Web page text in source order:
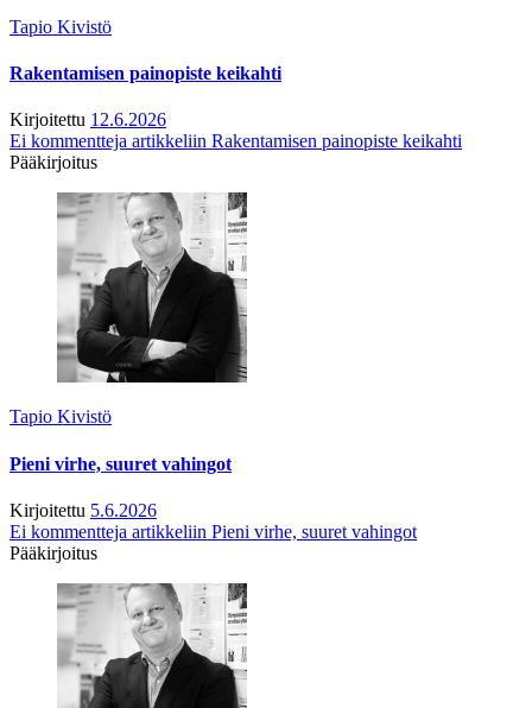
Tapio Kivistö
Rakentamisen painopiste keikahti
Kirjoitettu 12.6.2026
Ei kommentteja artikkeliin Rakentamisen painopiste keikahti
Pääkirjoitus
Tapio Kivistö
Pieni virhe, suuret vahingot
Kirjoitettu 5.6.2026
Ei kommentteja artikkeliin Pieni virhe, suuret vahingot
Pääkirjoitus